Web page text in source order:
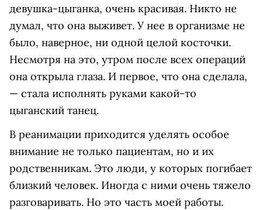
девушка-цыганка, очень красивая. Никто не
думал, что она выживет. У нее в организме не
было, наверное, ни одной целой косточки.
Несмотря на это, утром после всех операций
она открыла глаза. И первое, что она сделала,
— стала исполнять руками какой-то
цыганский танец.
В реанимации приходится уделять особое
внимание не только пациентам, но и их
родственникам. Это люди, у которых погибает
близкий человек. Иногда с ними очень тяжело
разговаривать. Но это часть моей работы.